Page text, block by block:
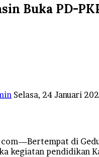
Buka PD-
Selasa, 24 Januari
di
kegiatan pendidikan